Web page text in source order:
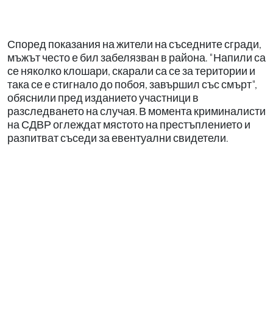
Според показания на жители на съседните сгради,
мъжът често е бил забелязван в района. "Напили са
се няколко клошари, скарали са се за територии и
така се е стигнало до побоя, завършил със смърт",
обяснили пред изданието участници в
разследването на случая. В момента криминалисти
на СДВР оглеждат мястото на престъплението и
разпитват съседи за евентуални свидетели.